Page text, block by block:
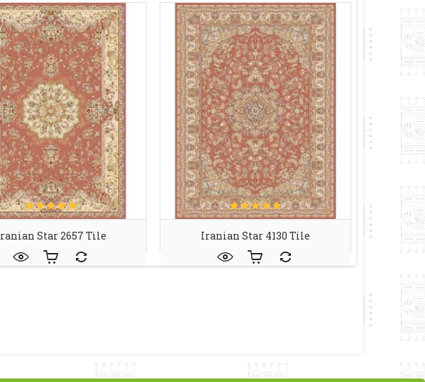
Star 2657 Tile Iranian Star 4130 Tile